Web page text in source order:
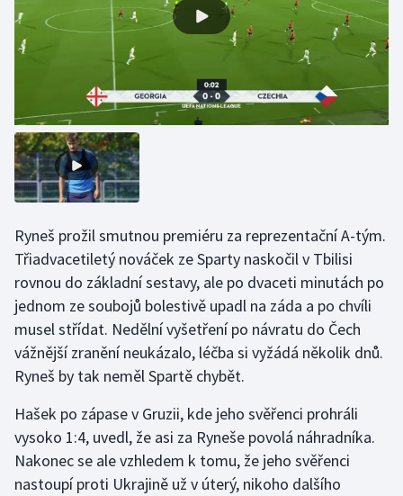
Gymnastika
Jezdectví
Judo
Krasobruslení
Lezení
Lyže a snowboard
Moderní pětiboj
Motorsport
Parasport
Plavání
Ryneš prožil smutnou premiéru za reprezentační A-tým.
Třiadvacetiletý nováček ze Sparty naskočil v Tbilisi
rovnou do základní sestavy, ale po dvaceti minutách po
jednom ze soubojů bolestivě upadl na záda a po chvíli
musel střídat. Nedělní vyšetření po návratu do Čech
vážnější zranění neukázalo, léčba si vyžádá několik dnů.
Ryneš by tak neměl Spartě chybět.
Hašek po zápase v Gruzii, kde jeho svěřenci prohráli
vysoko 1:4, uvedl, že asi za Ryneše povolá náhradníka.
Nakonec se ale vzhledem k tomu, že jeho svěřenci
nastoupí proti Ukrajině už v úterý, nikoho dalšího